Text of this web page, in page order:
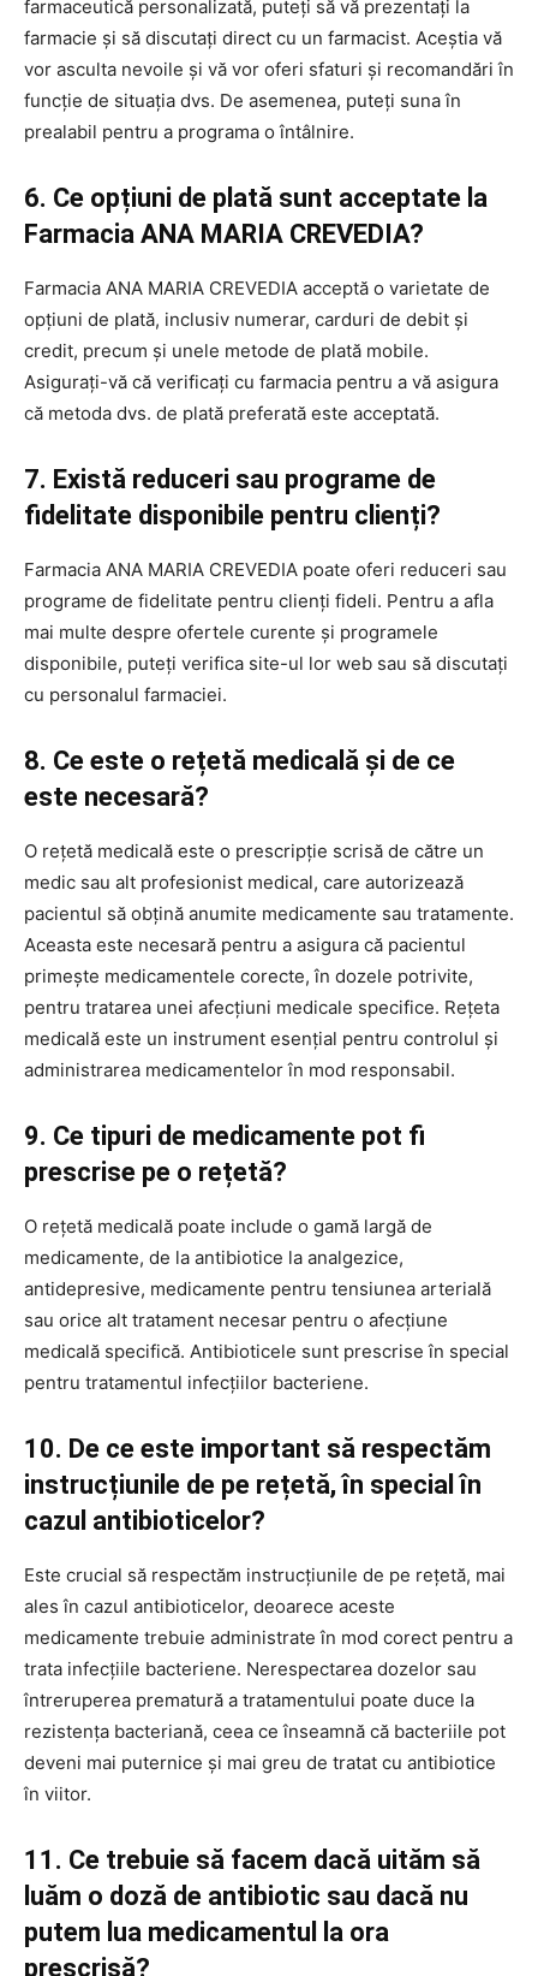
farmaceutică personalizată, puteți să vă prezentați la
farmacie și să discutați direct cu un farmacist. Aceștia vă
vor asculta nevoile și vă vor oferi sfaturi și recomandări în
funcție de situația dvs. De asemenea, puteți suna în
prealabil pentru a programa o întâlnire.
6. Ce opțiuni de plată sunt acceptate la
Farmacia ANA MARIA CREVEDIA?
Farmacia ANA MARIA CREVEDIA acceptă o varietate de
opțiuni de plată, inclusiv numerar, carduri de debit și
credit, precum și unele metode de plată mobile.
Asigurați-vă că verificați cu farmacia pentru a vă asigura
că metoda dvs. de plată preferată este acceptată.
7. Există reduceri sau programe de
fidelitate disponibile pentru clienți?
Farmacia ANA MARIA CREVEDIA poate oferi reduceri sau
programe de fidelitate pentru clienți fideli. Pentru a afla
mai multe despre ofertele curente și programele
disponibile, puteți verifica site-ul lor web sau să discutați
cu personalul farmaciei.
8. Ce este o rețetă medicală și de ce
este necesară?
O rețetă medicală este o prescripție scrisă de către un
medic sau alt profesionist medical, care autorizează
pacientul să obțină anumite medicamente sau tratamente.
Aceasta este necesară pentru a asigura că pacientul
primește medicamentele corecte, în dozele potrivite,
pentru tratarea unei afecțiuni medicale specifice. Rețeta
medicală este un instrument esențial pentru controlul și
administrarea medicamentelor în mod responsabil.
9. Ce tipuri de medicamente pot fi
prescrise pe o rețetă?
O rețetă medicală poate include o gamă largă de
medicamente, de la antibiotice la analgezice,
antidepresive, medicamente pentru tensiunea arterială
sau orice alt tratament necesar pentru o afecțiune
medicală specifică. Antibioticele sunt prescrise în special
pentru tratamentul infecțiilor bacteriene.
10. De ce este important să respectăm
instrucțiunile de pe rețetă, în special în
cazul antibioticelor?
Este crucial să respectăm instrucțiunile de pe rețetă, mai
ales în cazul antibioticelor, deoarece aceste
medicamente trebuie administrate în mod corect pentru a
trata infecțiile bacteriene. Nerespectarea dozelor sau
întreruperea prematură a tratamentului poate duce la
rezistența bacteriană, ceea ce înseamnă că bacteriile pot
deveni mai puternice și mai greu de tratat cu antibiotice
în viitor.
11. Ce trebuie să facem dacă uităm să
luăm o doză de antibiotic sau dacă nu
putem lua medicamentul la ora
prescrisă?